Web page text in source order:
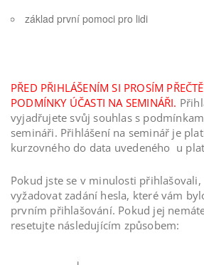
základ první pomoci pro lidi
PŘED PŘIHLÁŠENÍM SI PROSÍM
PODMÍNKY ÚČASTI NA SEMINÁŘI.
vyjadřujete svůj souhlas s
semináři. Přihlášení na seminář je
kurzovného do data uvedeného u
Pokud jste se v minulosti
vyžadovat zadání hesla, které vám
prvním přihlašování. Pokud jej
resetujte následujícím způsobem: